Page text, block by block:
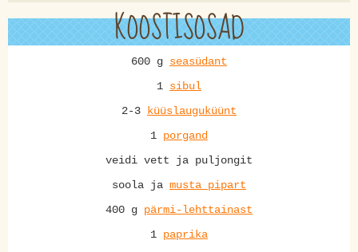
KOOSTISOSAD
600 g seasüdant
1 sibul
2-3
küüslauguküünt
1 porgand
veidi vett ja puljongit
soola ja musta pipart
400 g pärmi-lehttainast
1 paprika